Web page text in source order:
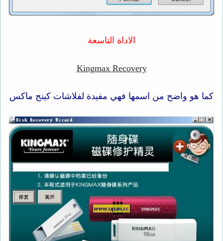
الاداة التاسعة
Kingmax Recovery
كما هو واضح من اسمها فهي مفيدة لفلاشات كينج ماكس